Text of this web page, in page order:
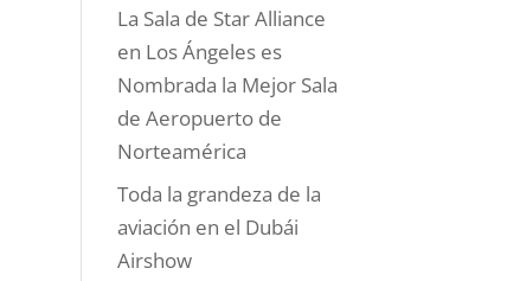
La Sala de Star Alliance
en Los Ángeles es
Nombrada la Mejor Sala
de Aeropuerto de
Norteamérica
Toda la grandeza de la
aviación en el Dubái
Airshow